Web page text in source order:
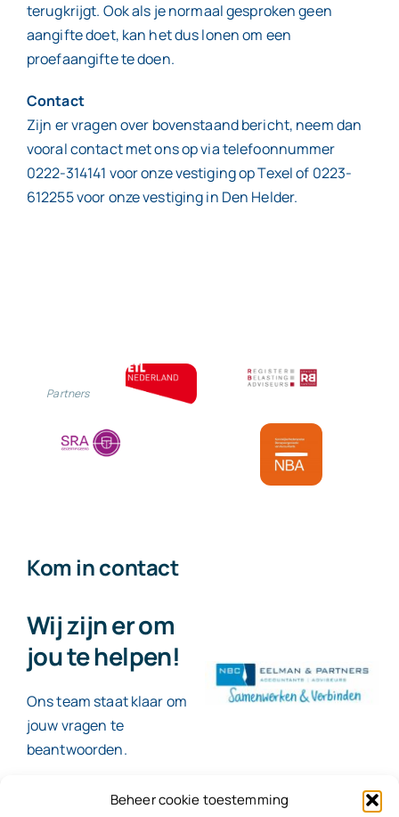
Beheer cookie toestemming
terugkrijgt. Ook als je normaal gesproken geen
aangifte doet, kan het dus lonen om een
proefaangifte te doen.
Contact
Zijn er vragen over bovenstaand bericht, neem dan
vooral contact met ons op via telefoonnummer
0222-314141 voor onze vestiging op Texel of 0223-
612255 voor onze vestiging in Den Helder.
Partners
Kom in contact
Wij zijn er om
jou te helpen!
Ons team staat klaar om
jouw vragen te
beantwoorden.
Contact